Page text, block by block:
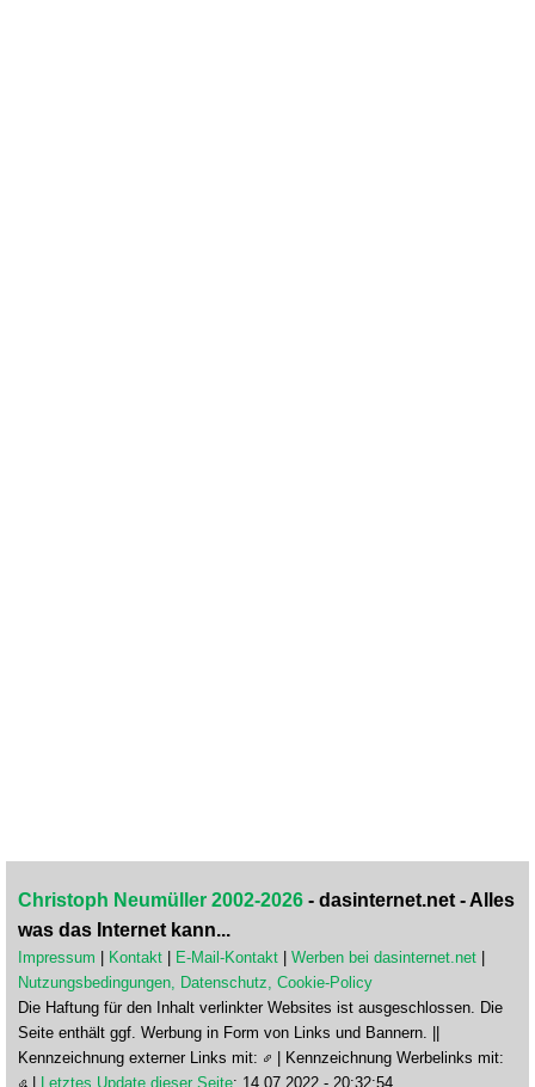
Christoph Neumüller 2002-2026 - dasinternet.net - Alles
was das Internet kann...
Impressum | Kontakt | E-Mail-Kontakt | Werben bei dasinternet.net |
Nutzungsbedingungen, Datenschutz, Cookie-Policy
Die Haftung für den Inhalt verlinkter Websites ist ausgeschlossen. Die
Seite enthält ggf. Werbung in Form von Links und Bannern. ||
Kennzeichnung externer Links mit:
| Kennzeichnung Werbelinks mit:
| Letztes Update dieser Seite: 14.07.2022 - 20:32:54